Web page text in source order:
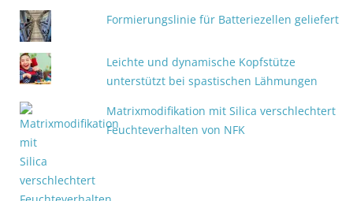
Formierungslinie für Batteriezellen geliefert
Leichte und dynamische Kopfstütze
unterstützt bei spastischen Lähmungen
Matrixmodifikation mit Silica verschlechtert
Feuchteverhalten von NFK